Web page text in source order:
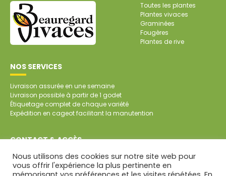
Toutes les plantes
Plantes vivaces
Graminées
Fougères
Plantes de rive
NOS SERVICES
Livraison assurée en une semaine
Livraison possible à partir de 1 godet
Étiquetage complet de chaque variété
Expédition en cageot facilitant la manutention
CONTACT & ACCÈS
SARL Pépinière de Beauregard
Beauregard
Nous utilisons des cookies sur notre site web pour
vous offrir l'expérience la plus pertinente en